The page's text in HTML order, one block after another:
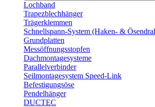
Lochband
Trapezblechhänger
Trägerklemmen
Schnellspann-System (Haken- &
Grundplatten
Messöffnungsstopfen
Dachmontagesysteme
Parallelverbinder
Seilmontagesystem Speed-Link
Befestigungsöse
Pendelhänger
DUCTEC